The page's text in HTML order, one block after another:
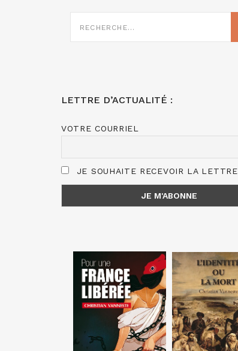
SUR
LETTRE D’ACTUALITÉ :
VOTRE COURRIEL
JE SOUHAITE RECEVOIR LA LETTRE